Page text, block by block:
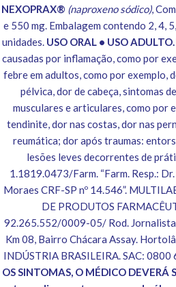
NEXOPRAX® (naproxeno sódico),
e 550 mg. Embalagem contendo 2, 4,
unidades. USO ORAL • USO
causadas por inflamação, como por
febre em adultos, como por exemplo,
pélvica, dor de cabeça, sintomas
musculares e articulares, como por
tendinite, dor nas costas, dor nas
reumática; dor após traumas:
lesões leves decorrentes de
1.1819.0473/Farm. “Farm. Resp.:
Moraes CRF-SP nº 14.546”.
DE PRODUTOS
92.265.552/0009-05/ Rod.
Km 08, Bairro Chácara Assay.
INDÚSTRIA BRASILEIRA. SAC: 0800
OS SINTOMAS, O MÉDICO DEVERÁ